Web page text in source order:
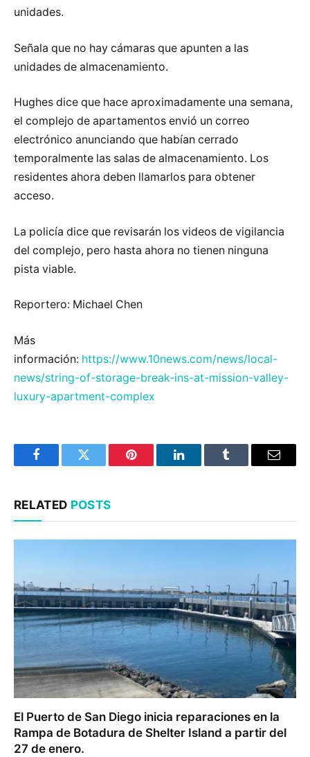
unidades.
Señala que no hay cámaras que apunten a las
unidades de almacenamiento.
Hughes dice que hace aproximadamente una semana,
el complejo de apartamentos envió un correo
electrónico anunciando que habían cerrado
temporalmente las salas de almacenamiento. Los
residentes ahora deben llamarlos para obtener
acceso.
La policía dice que revisarán los videos de vigilancia
del complejo, pero hasta ahora no tienen ninguna
pista viable.
Reportero: Michael Chen
Más
información: https://www.10news.com/news/local-
news/string-of-storage-break-ins-at-mission-valley-
luxury-apartment-complex
FacebookTwitter Pinterest LinkedInTumblr Email
RELATED POSTS
El Puerto de San Diego inicia reparaciones en la
Rampa de Botadura de Shelter Island a partir del
27 de enero.